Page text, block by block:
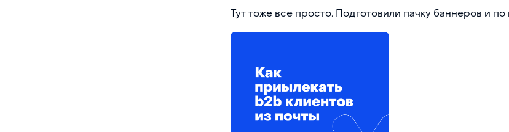
Тут тоже все просто. Подготовили пачку баннеров и